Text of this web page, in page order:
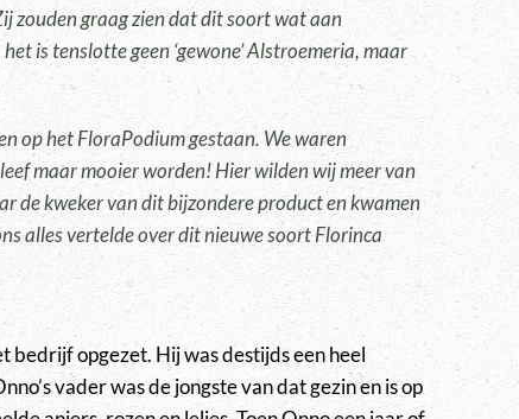
zouden graag zien dat dit soort wat aan
is tenslotte geen ‘gewone’ Alstroemeria, maar
op het FloraPodium gestaan. We waren
maar mooier worden! Hier wilden wij meer van
de kweker van dit bijzondere product en kwamen
alles vertelde over dit nieuwe soort Florinca
bedrijf opgezet. Hij was destijds een heel
vader was de jongste van dat gezin en is op